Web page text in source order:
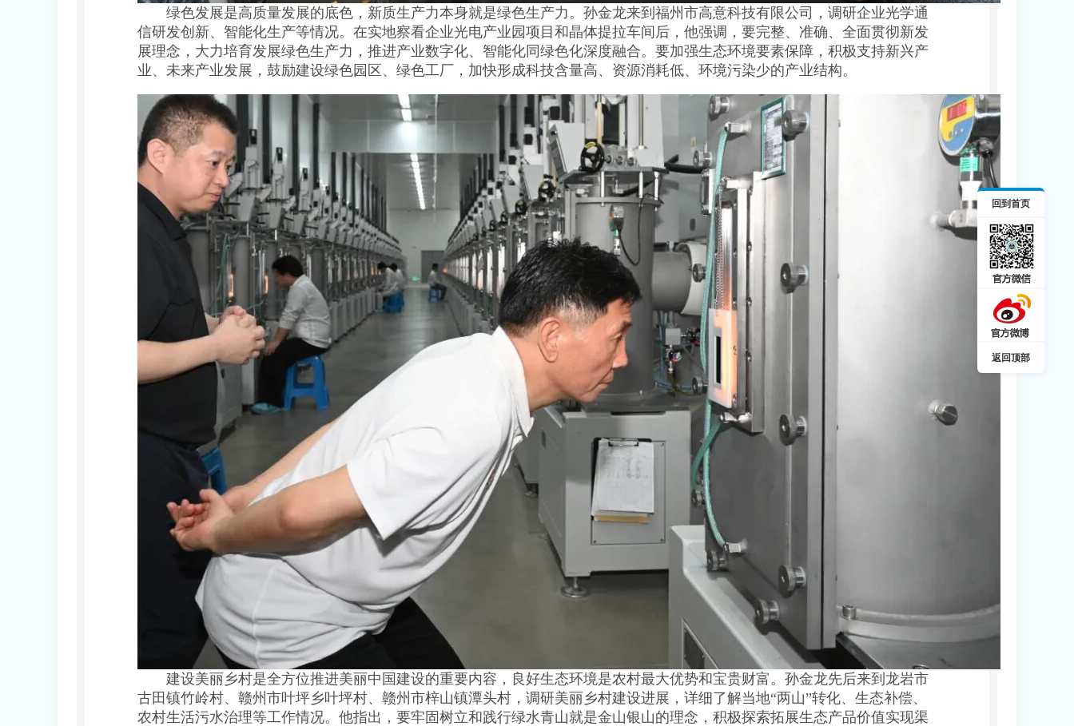
回到首页
返回顶部
绿色发展是高质量发展的底色，新质生产力本身就是绿色生产力。孙金龙来到福州市高意科技有限公司，调研企业光学通
信研发创新、智能化生产等情况。在实地察看企业光电产业园项目和晶体提拉车间后，他强调，要完整、准确、全面贯彻新发
展理念，大力培育发展绿色生产力，推进产业数字化、智能化同绿色化深度融合。要加强生态环境要素保障，积极支持新兴产
业、未来产业发展，鼓励建设绿色园区、绿色工厂，加快形成科技含量高、资源消耗低、环境污染少的产业结构。
建设美丽乡村是全方位推进美丽中国建设的重要内容，良好生态环境是农村最大优势和宝贵财富。孙金龙先后来到龙岩市
古田镇竹岭村、赣州市叶坪乡叶坪村、赣州市梓山镇潭头村，调研美丽乡村建设进展，详细了解当地“两山”转化、生态补偿、
农村生活污水治理等工作情况。他指出，要牢固树立和践行绿水青山就是金山银山的理念，积极探索拓展生态产品价值实现渠